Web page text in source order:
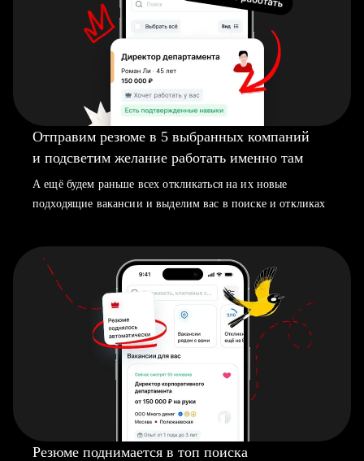
Отправим резюме в 5 выбранных компаний
и подсветим желание работать именно там
А ещё будем раньше всех откликаться на их новые
подходящие вакансии и выделим вас в поиске и откликах
Резюме поднимается в топ поиска